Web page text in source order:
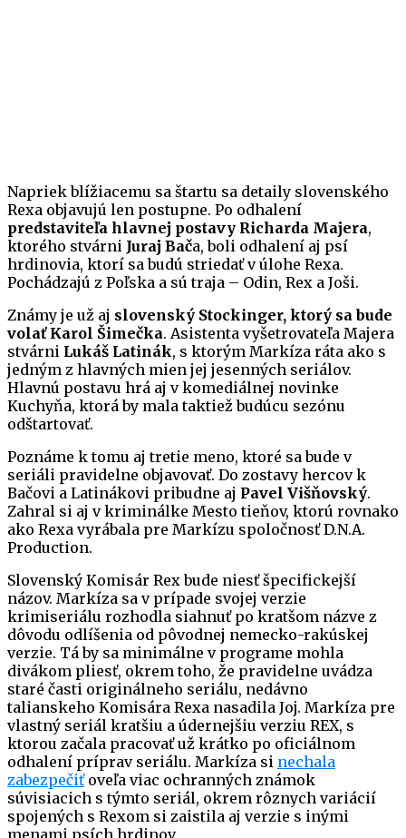
Napriek blížiacemu sa štartu sa detaily slovenského
Rexa objavujú len postupne. Po odhalení
predstaviteľa hlavnej postavy Richarda Majera,
ktorého stvárni Juraj Bača, boli odhalení aj psí
hrdinovia, ktorí sa budú striedať v úlohe Rexa.
Pochádzajú z Poľska a sú traja – Odin, Rex a Joši.
Známy je už aj slovenský Stockinger, ktorý sa bude
volať Karol Šimečka. Asistenta vyšetrovateľa Majera
stvárni Lukáš Latinák, s ktorým Markíza ráta ako s
jedným z hlavných mien jej jesenných seriálov.
Hlavnú postavu hrá aj v komediálnej novinke
Kuchyňa, ktorá by mala taktiež budúcu sezónu
odštartovať.
Poznáme k tomu aj tretie meno, ktoré sa bude v
seriáli pravidelne objavovať. Do zostavy hercov k
Bačovi a Latinákovi pribudne aj Pavel Višňovský.
Zahral si aj v kriminálke Mesto tieňov, ktorú rovnako
ako Rexa vyrábala pre Markízu spoločnosť D.N.A.
Production.
Slovenský Komisár Rex bude niesť špecifickejší
názov. Markíza sa v prípade svojej verzie
krimiseriálu rozhodla siahnuť po kratšom názve z
dôvodu odlíšenia od pôvodnej nemecko-rakúskej
verzie. Tá by sa minimálne v programe mohla
divákom pliesť, okrem toho, že pravidelne uvádza
staré časti originálneho seriálu, nedávno
talianskeho Komisára Rexa nasadila Joj. Markíza pre
vlastný seriál kratšiu a údernejšiu verziu REX, s
ktorou začala pracovať už krátko po oficiálnom
odhalení príprav seriálu. Markíza si nechala
zabezpečiťoveľa viac ochranných známok
súvisiacich s týmto seriál, okrem rôznych variácií
spojených s Rexom si zaistila aj verzie s inými